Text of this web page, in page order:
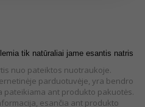
tik natūraliai jame esantis natris
nuo pateiktos nuotraukoje.
parduotuvėje, yra bendro
pateikiama ant produkto pakuotės.
esančia ant produkto